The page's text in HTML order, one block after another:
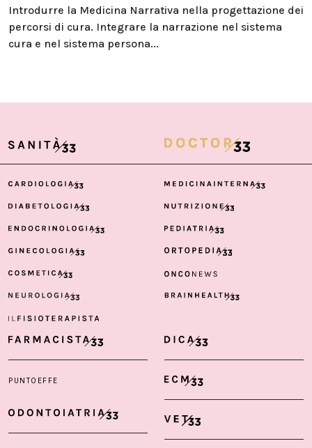
Introdurre la Medicina Narrativa nella progettazione dei
percorsi di cura. Integrare la narrazione nel sistema
cura e nel sistema persona...